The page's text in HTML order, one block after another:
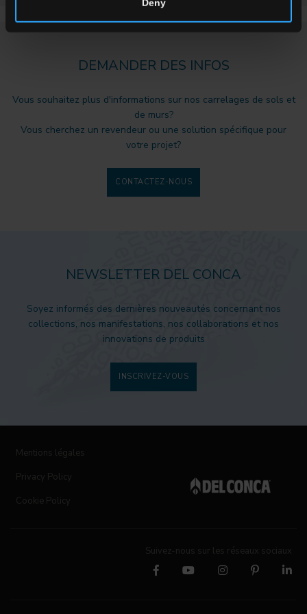
Deny
DEMANDER DES INFOS
Vous souhaitez plus d'informations sur nos carrelages de sols et
de murs?
Vous cherchez un revendeur ou une solution spécifique pour
votre projet?
CONTACTEZ-NOUS
NEWSLETTER DEL CONCA
Soyez informés des dernières nouveautés concernant nos
collections, nos manifestations, nos collaborations et nos
innovations de produits
INSCRIVEZ-VOUS
Mentions légales
Privacy Policy
Cookie Policy
Suivez-nous sur les réseaux sociaux